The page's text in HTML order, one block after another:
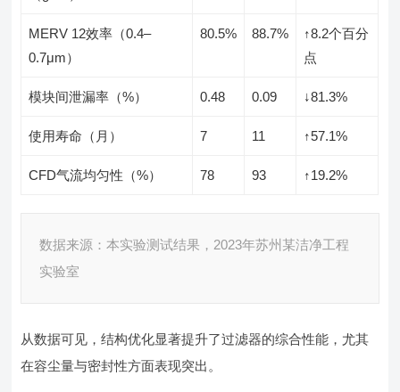
MERV 12效率（0.4–
0.7μm）
80.5% 88.7%
↑8.2个百分
点
模块间泄漏率（%） 0.48 0.09 ↓81.3%
使用寿命（月） 7 11 ↑57.1%
CFD气流均匀性（%） 78 93 ↑19.2%
数据来源：本实验测试结果，2023年苏州某洁净工程
实验室
从数据可见，结构优化显著提升了过滤器的综合性能，尤其
在容尘量与密封性方面表现突出。